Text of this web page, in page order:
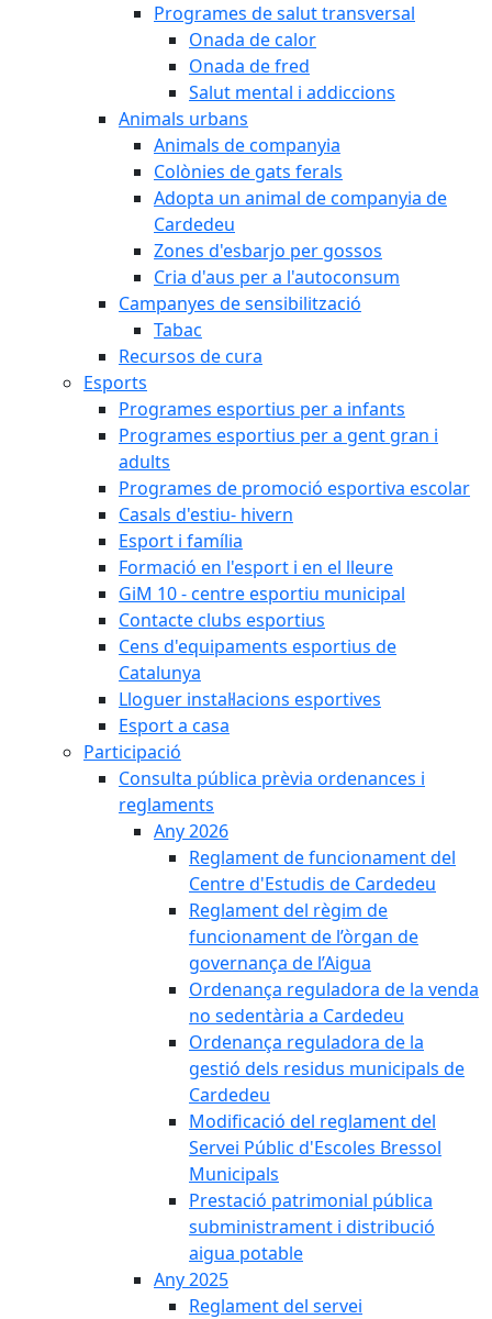
Programes de salut transversal
Onada de calor
Onada de fred
Salut mental i addiccions
Animals urbans
Animals de companyia
Colònies de gats ferals
Adopta un animal de companyia de
Cardedeu
Zones d'esbarjo per gossos
Cria d'aus per a l'autoconsum
Campanyes de sensibilització
Tabac
Recursos de cura
Esports
Programes esportius per a infants
Programes esportius per a gent gran i
adults
Programes de promoció esportiva escolar
Casals d'estiu- hivern
Esport i família
Formació en l'esport i en el lleure
GiM 10 - centre esportiu municipal
Contacte clubs esportius
Cens d'equipaments esportius de
Catalunya
Lloguer instal·lacions esportives
Esport a casa
Participació
Consulta pública prèvia ordenances i
reglaments
Any 2026
Reglament de funcionament del
Centre d'Estudis de Cardedeu
Reglament del règim de
funcionament de l’òrgan de
governança de l’Aigua
Ordenança reguladora de la venda
no sedentària a Cardedeu
Ordenança reguladora de la
gestió dels residus municipals de
Cardedeu
Modificació del reglament del
Servei Públic d'Escoles Bressol
Municipals
Prestació patrimonial pública
subministrament i distribució
aigua potable
Any 2025
Reglament del servei